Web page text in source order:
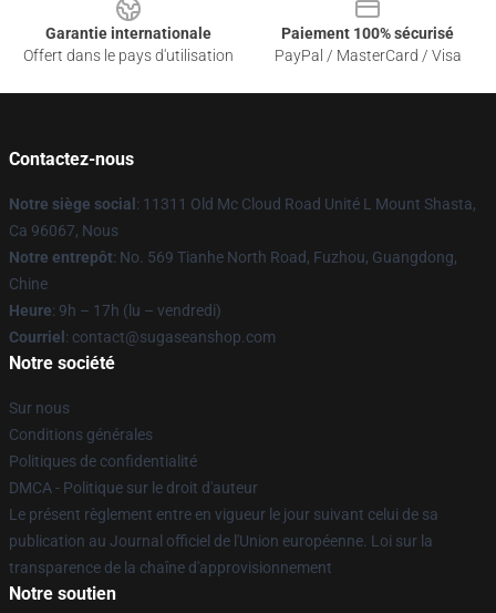
Garantie internationale
Offert dans le pays d'utilisation
Paiement 100% sécurisé
PayPal / MasterCard / Visa
Contactez-nous
Notre siège social : 11311 Old Mc Cloud Road Unité L Mount Shasta,
Ca 96067, Nous
Notre entrepôt: No. 569 Tianhe North Road, Fuzhou, Guangdong,
Chine
Heure: 9h – 17h (lu – vendredi)
Courriel : contact@sugaseanshop.com
Notre société
Sur nous
Conditions générales
Politiques de confidentialité
DMCA - Politique sur le droit d'auteur
Le présent règlement entre en vigueur le jour suivant celui de sa
publication au Journal officiel de l'Union européenne. Loi sur la
transparence de la chaîne d'approvisionnement
Notre soutien